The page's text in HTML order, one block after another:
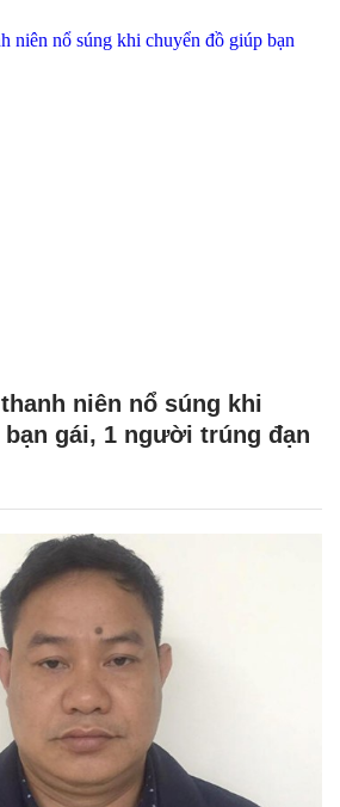
niên nổ súng khi
gái, 1 người trúng đạn